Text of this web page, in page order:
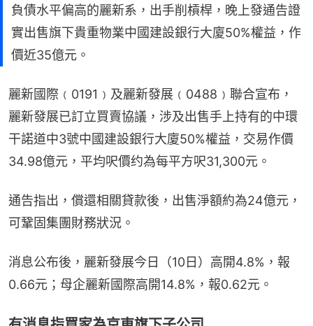
負債水平偏高的麗新系，出手削槓桿，晚上發通告證
實出售旗下貴重物業中國建設銀行大廈50%權益，作
價近35億元。
麗新國際﹙0191﹚及麗新發展﹙0488﹚聯合宣布，
麗新發展已訂立買賣協議，涉及出售手上持有的中環
干諾道中3號中國建設銀行大廈50%權益，交易作價
34.98億元，平均呎價约為每平方呎31,300元。
通告指出，償還相關貸款後，出售淨額約為24億元，
可鞏固集團財務狀況。
消息公布後，麗新發展今日（10日）高開4.8%，報
0.66元；母企麗新國際高開14.8%，報0.62元。